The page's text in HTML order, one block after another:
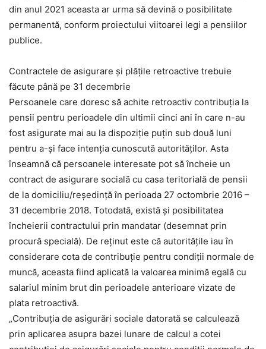
din anul 2021 aceasta ar urma să devină o posibilitate
permanentă, conform proiectului viitoarei legi a pensiilor
publice.
Contractele de asigurare și plățile retroactive trebuie
făcute până pe 31 decembrie
Persoanele care doresc să achite retroactiv contribuția la
pensii pentru perioadele din ultimii cinci ani în care n-au
fost asigurate mai au la dispoziție puțin sub două luni
pentru a-și face intenția cunoscută autorităților. Asta
înseamnă că persoanele interesate pot să încheie un
contract de asigurare socială cu casa teritorială de pensii
de la domiciliu/reședință în perioada 27 octombrie 2016 –
31 decembrie 2018. Totodată, există și posibilitatea
încheierii contractului prin mandatar (desemnat prin
procură specială). De reținut este că autoritățile iau în
considerare cota de contribuție pentru condiții normale de
muncă, aceasta fiind aplicată la valoarea minimă egală cu
salariul minim brut din perioadele anterioare vizate de
plata retroactivă.
„Contribuția de asigurări sociale datorată se calculează
prin aplicarea asupra bazei lunare de calcul a cotei